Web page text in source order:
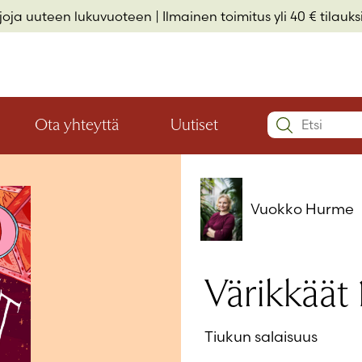
uuteen lukuvuoteen | Ilmainen toimitus yli 40 €
Salasana
Ota yhteyttä
valikon
Uutiset
valikon
Search:
Vuokko Hurme
Värikkäät
Tiukun salaisuus